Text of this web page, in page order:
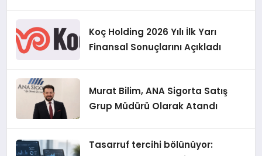
Koç Holding 2026 Yılı İlk Yarı
Finansal Sonuçlarını Açıkladı
Murat Bilim, ANA Sigorta Satış
Grup Müdürü Olarak Atandı
Tasarruf tercihi bölünüyor: